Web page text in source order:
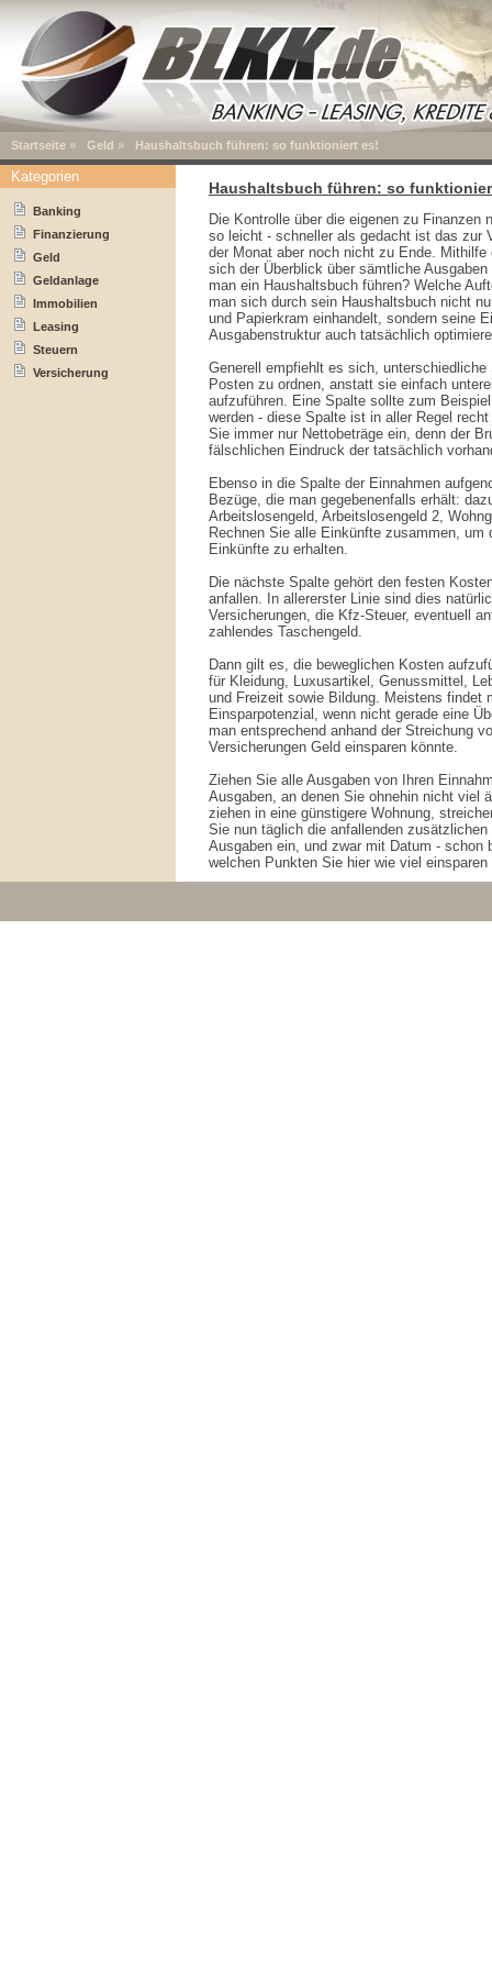
Startseite » Geld » Haushaltsbuch führen: so funktioniert es!
Haushaltsbuch führen: so
Die Kontrolle über die eigenen zu Finanzen
so leicht - schneller als gedacht ist das zur
der Monat aber noch nicht zu Ende.
sich der Überblick über sämtliche
man ein Haushaltsbuch führen? Welche
man sich durch sein Haushaltsbuch nicht
und Papierkram einhandelt, sondern seine
Ausgabenstruktur auch tatsächlich
Generell empfiehlt es sich,
Posten zu ordnen, anstatt sie einfach
aufzuführen. Eine Spalte sollte zum
werden - diese Spalte ist in aller Regel
Sie immer nur Nettobeträge ein, denn der
fälschlichen Eindruck der tatsächlich
Ebenso in die Spalte der Einnahmen
Bezüge, die man gegebenenfalls erhält:
Arbeitslosengeld, Arbeitslosengeld 2,
Rechnen Sie alle Einkünfte zusammen, um
Einkünfte zu erhalten.
Die nächste Spalte gehört den festen
anfallen. In allererster Linie sind dies
Versicherungen, die Kfz-Steuer, eventuell
zahlendes Taschengeld.
Dann gilt es, die beweglichen Kosten
für Kleidung, Luxusartikel, Genussmittel,
und Freizeit sowie Bildung. Meistens findet
Einsparpotenzial, wenn nicht gerade eine
man entsprechend anhand der Streichung
Versicherungen Geld einsparen könnte.
Ziehen Sie alle Ausgaben von Ihren
Ausgaben, an denen Sie ohnehin nicht viel
ziehen in eine günstigere Wohnung,
Sie nun täglich die anfallenden
Ausgaben ein, und zwar mit Datum - schon
welchen Punkten Sie hier wie viel einsparen
Kategorien
Banking
Finanzierung
Geld
Geldanlage
Immobilien
Leasing
Steuern
Versicherung